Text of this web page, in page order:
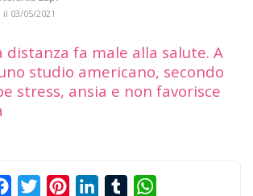
il 03/05/2021
distanza fa male alla salute. A
studio americano, secondo
stress, ansia e non favorisce
FacebookTwitterPinterestLinkedInTumblr